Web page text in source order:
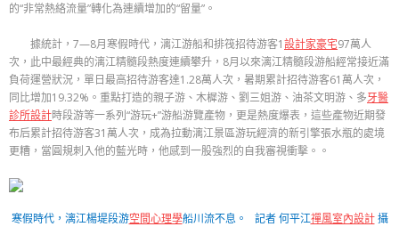
的“非常熱絡流量”轉化為連續增加的“留量”。
據統計，7—8月寒假時代，漓江游船和排筏招待游客1設計家豪宅97萬人
次，此中最經典的漓江精髓段熱度連續攀升，8月以來漓江精髓段游船經常接近滿
負荷運營狀況，單日最高招待游客達1.28萬人次，暑期累計招待游客61萬人次，
同比增加19.32%。重點打造的親子游、木樨游、劉三姐游、油茶文明游、多牙醫
診所設計時段游等一系列“游玩+”游船游覽產物，更是熱度爆表，這些產物近期發
布后累計招待游客31萬人次，成為拉動漓江景區游玩經濟的新引擎張水瓶的處境
更糟，當圓規刺入他的藍光時，他感到一股強烈的自我審視衝擊。。
寒假時代，漓江楊堤段游空間心理學船川流不息。 記者 何平江禪風室內設計攝